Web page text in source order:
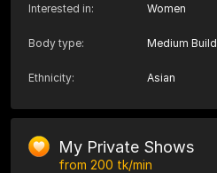
Interested in: Women
Body type: Medium Build
Ethnicity: Asian
My Private Shows
from 200 tk/min